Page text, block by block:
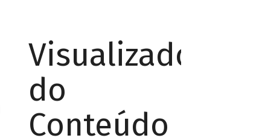
Visualizador
do
Conteúdo